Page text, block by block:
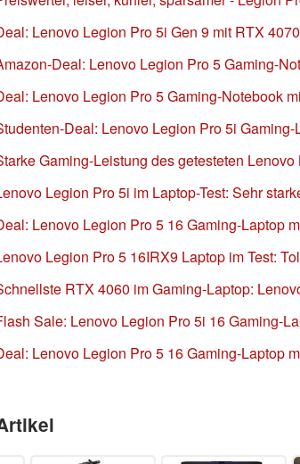
Lenovo Legion Pro 5i Gen 9 mit RTX
Deal: Lenovo Legion Pro 5 Gaming-
Lenovo Legion Pro 5 Gaming-Notebook
Deal: Lenovo Legion Pro 5i
Gaming-Leistung des getesteten
Legion Pro 5i im Laptop-Test: Sehr
Lenovo Legion Pro 5 16 Gaming-Laptop
Legion Pro 5 16IRX9 Laptop im Test:
RTX 4060 im Gaming-Laptop:
Sale: Lenovo Legion Pro 5i 16 Gaming-
Lenovo Legion Pro 5 16 Gaming-Laptop